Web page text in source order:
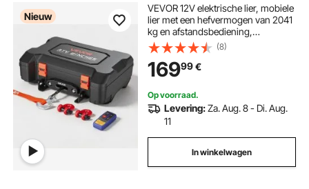
Nieuw
VEVOR 12V elektrische lier, mobiele
lier met een hefvermogen van 2041
kg en afstandsbediening,
draagbare motorlier met
synthetisch touw, touwgeleider,
sluitinghaak, spanband en
draagtas, elektrische lier voor ATV,
UTV en offroadvoertuigen.
(8)
16999€
Op voorraad.
Levering:Za. Aug. 8 - Di. Aug.
11
In winkelwagen